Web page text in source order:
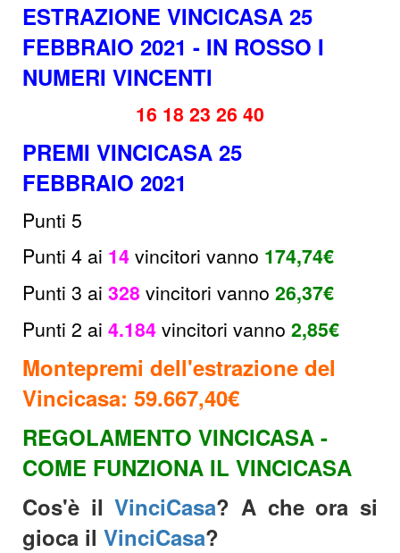
ESTRAZIONE VINCICASA 25
FEBBRAIO 2021 - IN ROSSO I
NUMERI VINCENTI
16 18 23 26 40
PREMI VINCICASA 25
FEBBRAIO 2021
Punti 5
Punti 4 ai 14 vincitori vanno 174,74€
Punti 3 ai 328 vincitori vanno 26,37€
Punti 2 ai 4.184 vincitori vanno 2,85€
Montepremi dell'estrazione del
Vincicasa: 59.667,40€
REGOLAMENTO VINCICASA -
COME FUNZIONA IL VINCICASA
Cos'è ilVinciCasa? A che ora si
gioca il VinciCasa?